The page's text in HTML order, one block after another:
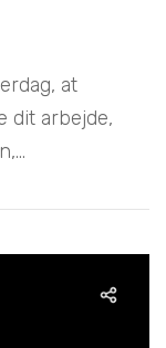
at
dit arbejde,